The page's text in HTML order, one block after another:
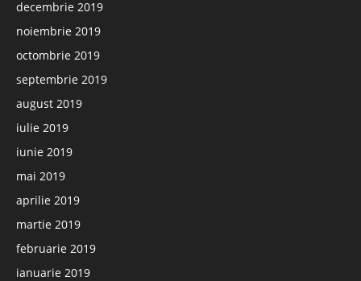
decembrie 2019
noiembrie 2019
octombrie 2019
septembrie 2019
august 2019
iulie 2019
iunie 2019
mai 2019
aprilie 2019
martie 2019
februarie 2019
ianuarie 2019